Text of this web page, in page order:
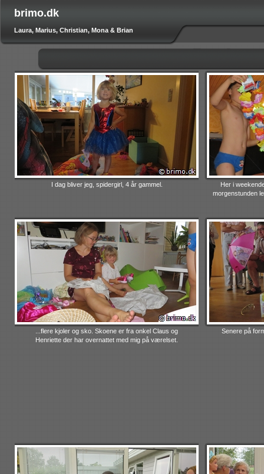
brimo.dk
Laura, Marius, Christian, Mona & Brian
I dag bliver jeg, spidergirl, 4 år gammel.
Her i
morgenstunden
...flere kjoler og sko. Skoene er fra onkel Claus og
Henriette der har overnattet med mig på værelset.
Senere på